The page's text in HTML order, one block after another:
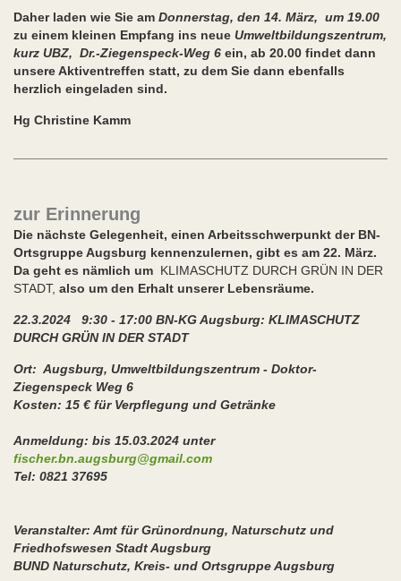
Daher laden wie Sie am Donnerstag, den 14. März, um 19.00
zu einem kleinen Empfang ins neue Umweltbildungszentrum,
kurz UBZ, Dr.-Ziegenspeck-Weg 6 ein, ab 20.00 findet dann
unsere Aktiventreffen statt, zu dem Sie dann ebenfalls
herzlich eingeladen sind.
Hg Christine Kamm
zur Erinnerung
Die nächste Gelegenheit, einen Arbeitsschwerpunkt der BN-
Ortsgruppe Augsburg kennenzulernen, gibt es am 22. März.
Da geht es nämlich um KLIMASCHUTZ DURCH GRÜN IN DER
STADT, also um den Erhalt unserer Lebensräume.
22.3.2024 9:30 - 17:00 BN-KG Augsburg: KLIMASCHUTZ
DURCH GRÜN IN DER STADT
Ort: Augsburg, Umweltbildungszentrum - Doktor-
Ziegenspeck Weg 6
Kosten: 15 € für Verpflegung und Getränke
Anmeldung: bis 15.03.2024 unter
fischer.bn.augsburg@gmail.com
Tel: 0821 37695
Veranstalter: Amt für Grünordnung, Naturschutz und
Friedhofswesen Stadt Augsburg
BUND Naturschutz, Kreis- und Ortsgruppe Augsburg